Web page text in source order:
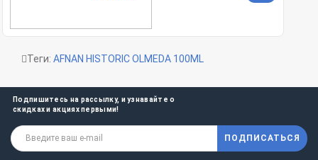
Теги: AFNAN HISTORIC OLMEDA 100ML
Подпишитесь на рассылку, и узнавайте о
скидках и акциях первыми!
ПОДПИСАТЬСЯ